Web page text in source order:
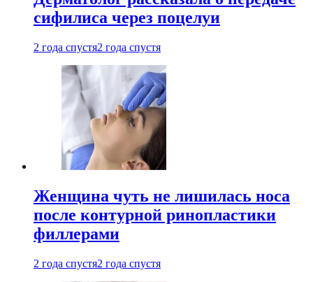
сифилиса через поцелуи
2 года спустя2 года спустя
Женщина чуть не лишилась носа
после контурной ринопластики
филлерами
2 года спустя2 года спустя